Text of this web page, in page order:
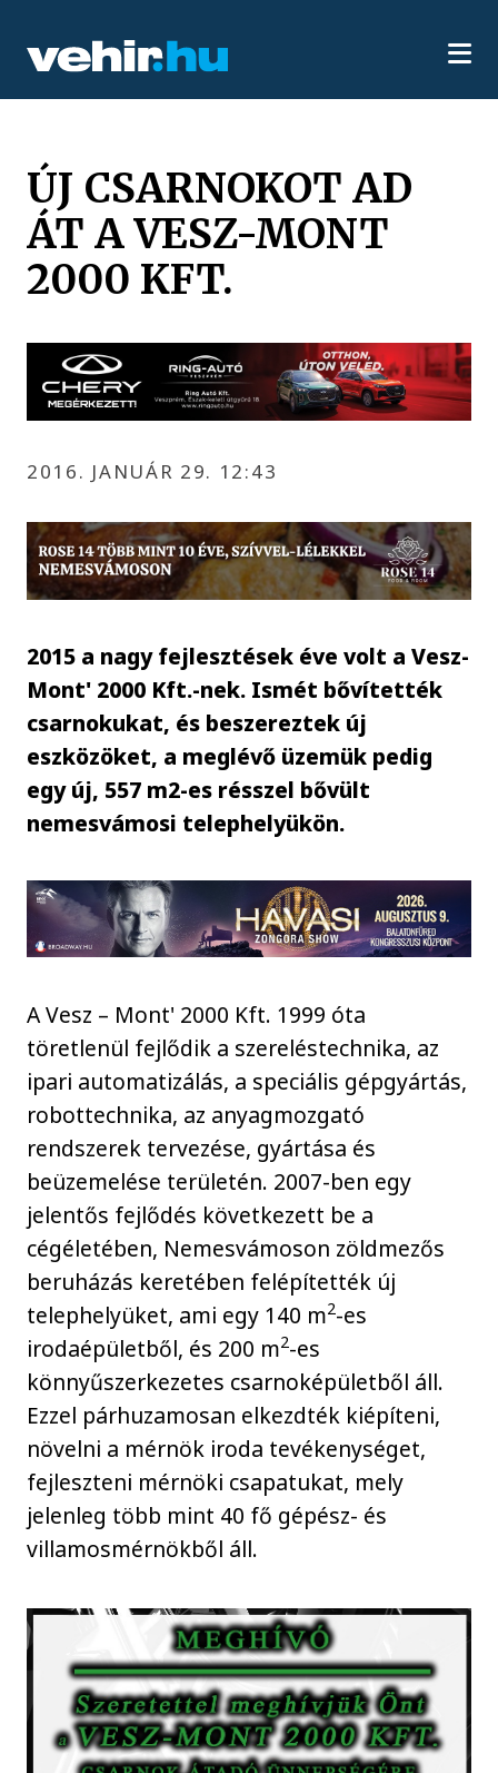
ÚJ CSARNOKOT AD
ÁT A VESZ-MONT
2000 KFT.
2016. JANUÁR 29. 12:43
2015 a nagy fejlesztések éve volt a Vesz-
Mont' 2000 Kft.-nek. Ismét bővítették
csarnokukat, és beszereztek új
eszközöket, a meglévő üzemük pedig
egy új, 557 m2-es résszel bővült
nemesvámosi telephelyükön.
A Vesz – Mont' 2000 Kft. 1999 óta
töretlenül fejlődik a szereléstechnika, az
ipari automatizálás, a speciális gépgyártás,
robottechnika, az anyagmozgató
rendszerek tervezése, gyártása és
beüzemelése területén. 2007-ben egy
jelentős fejlődés következett be a
cégéletében, Nemesvámoson zöldmezős
beruházás keretében felépítették új
telephelyüket, ami egy 140 m2-es
irodaépületből, és 200 m2-es
könnyűszerkezetes csarnoképületből áll.
Ezzel párhuzamosan elkezdték kiépíteni,
növelni a mérnök iroda tevékenységet,
fejleszteni mérnöki csapatukat, mely
jelenleg több mint 40 fő gépész- és
villamosmérnökből áll.